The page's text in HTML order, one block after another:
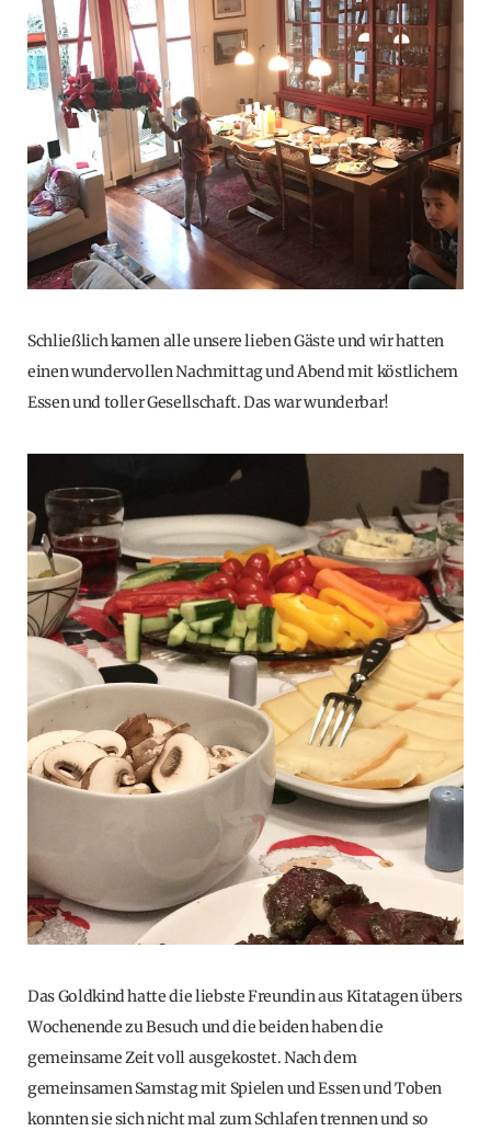
Schließlich kamen alle unsere lieben Gäste und wir hatten
einen wundervollen Nachmittag und Abend mit köstlichem
Essen und toller Gesellschaft. Das war wunderbar!
Das Goldkind hatte die liebste Freundin aus Kitatagen übers
Wochenende zu Besuch und die beiden haben die
gemeinsame Zeit voll ausgekostet. Nach dem
gemeinsamen Samstag mit Spielen und Essen und Toben
konnten sie sich nicht mal zum Schlafen trennen und so